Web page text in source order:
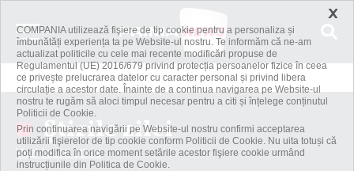
Știrile zilei
Vezi toate știrile
×
COMPANIA utilizează fişiere de tip cookie pentru a personaliza și
îmbunătăți experiența ta pe Website-ul nostru. Te informăm că ne-am
actualizat politicile cu cele mai recente modificări propuse de
Regulamentul (UE) 2016/679 privind protecția persoanelor fizice în ceea
ce privește prelucrarea datelor cu caracter personal și privind libera
circulație a acestor date. Înainte de a continua navigarea pe Website-ul
nostru te rugăm să aloci timpul necesar pentru a citi și înțelege conținutul
Politicii de Cookie.
Prin continuarea navigării pe Website-ul nostru confirmi acceptarea
utilizării fişierelor de tip cookie conform Politicii de Cookie. Nu uita totuși că
poți modifica în orice moment setările acestor fişiere cookie urmând
instrucțiunile din Politica de Cookie.